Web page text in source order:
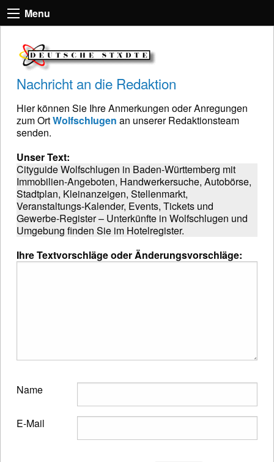
Menu
Nachricht an die Redaktion
Hier können Sie Ihre Anmerkungen oder Anregungen
zum OrtWolfschlugen an unserer Redaktionsteam
senden.
Unser Text:
Cityguide Wolfschlugen in Baden-Württemberg mit
Immobilien-Angeboten, Handwerkersuche, Autobörse,
Stadtplan, Kleinanzeigen, Stellenmarkt,
Veranstaltungs-Kalender, Events, Tickets und
Gewerbe-Register – Unterkünfte in Wolfschlugen und
Umgebung finden Sie im Hotelregister.
Ihre Textvorschläge oder Änderungsvorschläge:
Name
E-Mail